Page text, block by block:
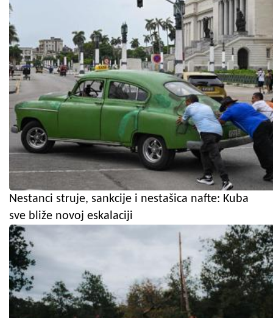
Nestanci struje, sankcije i nestašica nafte: Kuba
sve bliže novoj eskalaciji